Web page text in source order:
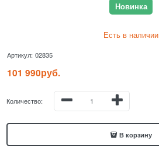
Новинка
Есть в наличии
Артикул: 02835
101 990руб.
Количество:
В корзину